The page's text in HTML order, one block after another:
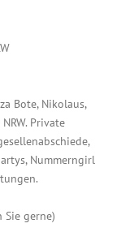
Bote, Nikolaus,
Private
Nummerngirl
Sie gerne)